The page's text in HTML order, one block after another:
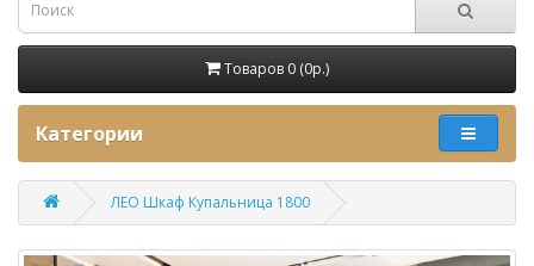
Товаров 0 (0p.)
Категории
ЛЕО Шкаф Купальница 1800